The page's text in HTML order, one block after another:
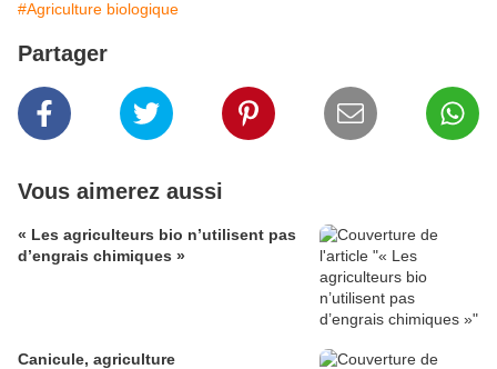
#Agriculture biologique
Partager
Vous aimerez aussi
« Les agriculteurs bio n’utilisent pas
d’engrais chimiques »
Canicule, agriculture